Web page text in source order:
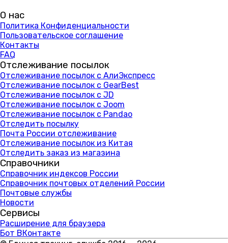
О нас
Политика Конфиденциальности
Пользовательское соглашение
Контакты
FAQ
Отслеживание посылок
Отслеживание посылок с АлиЭкспресс
Отслеживание посылок с GearBest
Отслеживание посылок с JD
Отслеживание посылок с Joom
Отслеживание посылок с Pandao
Отследить посылку
Почта России отслеживание
Отслеживание посылок из Китая
Отследить заказ из магазина
Справочники
Справочник индексов России
Справочник почтовых отделений России
Почтовые службы
Новости
Сервисы
Расширение для браузера
Бот ВКонтакте